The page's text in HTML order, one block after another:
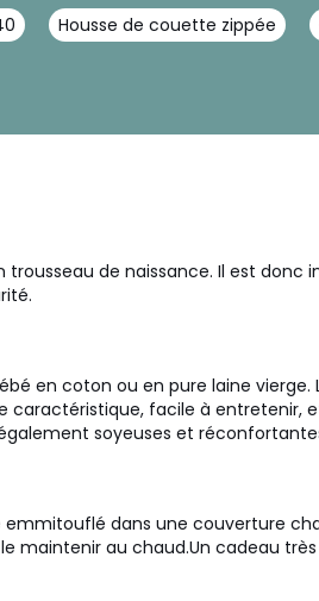
Housse de couette zippée
de naissance. Il est
en coton ou en pure laine
facile à entretenir,
soyeuses et
dans une couverture
maintenir au chaud.Un cadeau